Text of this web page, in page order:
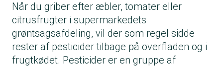
Når du griber efter æbler, tomater eller
citrusfrugter i supermarkedets
grøntsagsafdeling, vil der som regel sidde
rester af pesticider tilbage på overfladen og i
frugtkødet. Pesticider er en gruppe af